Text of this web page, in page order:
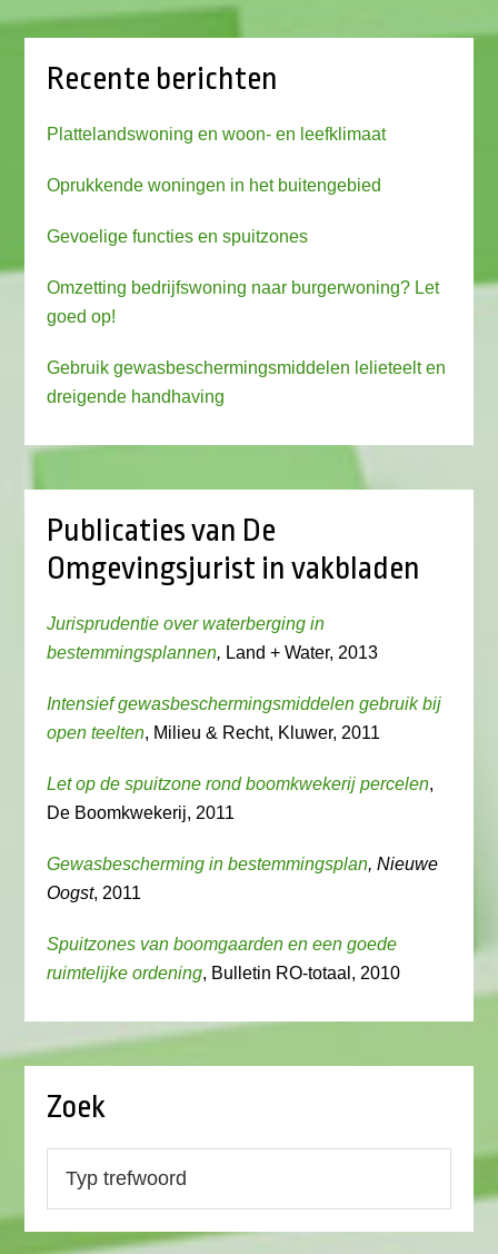
Recente berichten
Plattelandswoning en woon- en leefklimaat
Oprukkende woningen in het buitengebied
Gevoelige functies en spuitzones
Omzetting bedrijfswoning naar burgerwoning? Let
goed op!
Gebruik gewasbeschermingsmiddelen lelieteelt en
dreigende handhaving
Publicaties van De
Omgevingsjurist in vakbladen
Jurisprudentie over waterberging in
bestemmingsplannen, Land + Water, 2013
Intensief gewasbeschermingsmiddelen gebruik bij
open teelten, Milieu & Recht, Kluwer, 2011
Let op de spuitzone rond boomkwekerij percelen,
De Boomkwekerij, 2011
Gewasbescherming in bestemmingsplan, Nieuwe
Oogst, 2011
Spuitzones van boomgaarden en een goede
ruimtelijke ordening, Bulletin RO-totaal, 2010
Zoek